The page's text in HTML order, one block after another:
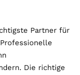
Partner für
Die richtige